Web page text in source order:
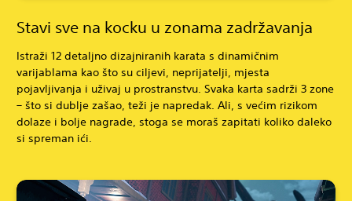
Stavi sve na kocku u zonama zadržavanja
Istraži 12 detaljno dizajniranih karata s dinamičnim
varijablama kao što su ciljevi, neprijatelji, mjesta
pojavljivanja i uživaj u prostranstvu. Svaka karta sadrži 3 zone
– što si dublje zašao, teži je napredak. Ali, s većim rizikom
dolaze i bolje nagrade, stoga se moraš zapitati koliko daleko
si spreman ići.